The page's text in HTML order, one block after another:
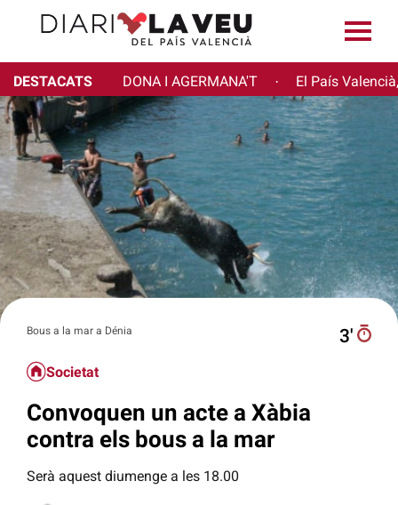
DESTACATS DONA I AGERMANA'T · El País
Bous a la mar a Dénia 3′
Societat
Convoquen un acte a Xàbia
contra els bous a la mar
Serà aquest diumenge a les 18.00